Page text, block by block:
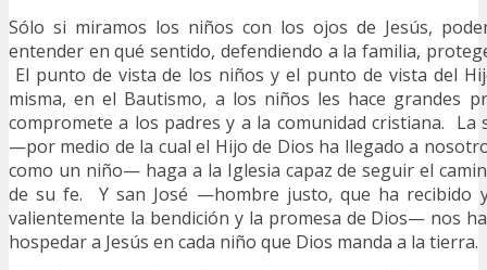
Sólo si miramos los niños con los ojos de Jesús,
entender en qué sentido, defendiendo a la familia,
El punto de vista de los niños y el punto de vista del
misma, en el Bautismo, a los niños les hace grandes
compromete a los padres y a la comunidad cristiana. La
—por medio de la cual el Hijo de Dios ha llegado a
como un niño— haga a la Iglesia capaz de seguir el
de su fe. Y san José —hombre justo, que ha recibido
valientemente la bendición y la promesa de Dios— nos
hospedar a Jesús en cada niño que Dios manda a la tierra.